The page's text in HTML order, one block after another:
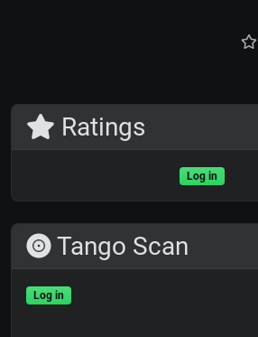
Ratings
Log in
Tango Scan
Log in